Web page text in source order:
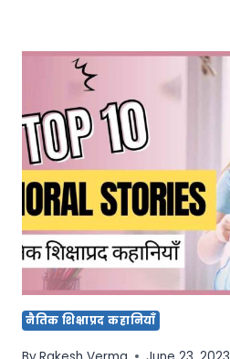
नैतिक शिक्षाप्रद कहानियाँ